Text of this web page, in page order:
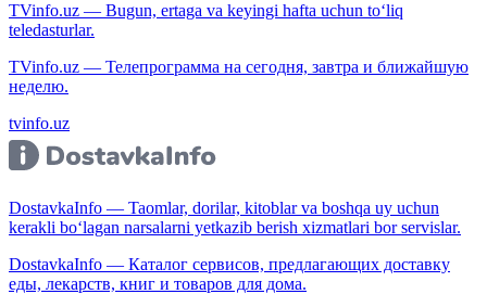
TVinfo.uz — Bugun, ertaga va keyingi hafta uchun to‘liq
teledasturlar.
TVinfo.uz — Телепрограмма на сегодня, завтра и ближайшую
неделю.
tvinfo.uz
DostavkaInfo — Taomlar, dorilar, kitoblar va boshqa uy uchun
kerakli bo‘lagan narsalarni yetkazib berish xizmatlari bor servislar.
DostavkaInfo — Каталог сервисов, предлагающих доставку
еды, лекарств, книг и товаров для дома.